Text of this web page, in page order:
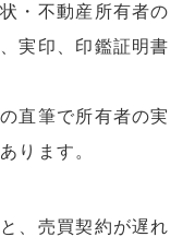
・不動産所有者の
実印、印鑑証明書
直筆で所有者の実
ります。
、売買契約が遅れ